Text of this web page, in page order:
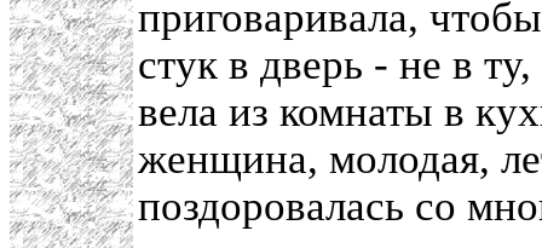
приговаривала,
стук в дверь - не в
вела из комнаты в
женщина, молодая,
поздоровалась со